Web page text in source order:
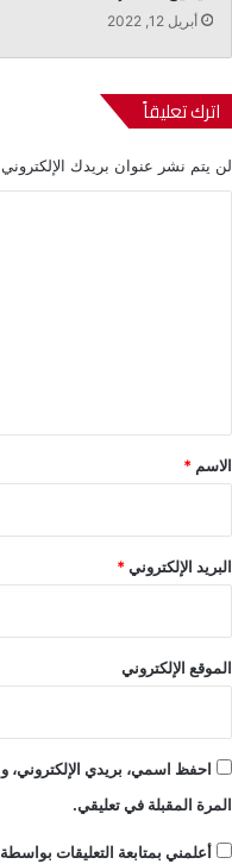
أبريل 12, 2022
اترك تعليقاً
لن يتم نشر عنوان بريدك
*
الاسم *
البريد الإلكتروني*
الموقع الإلكتروني
احفظ اسمي، بريدي الإلكتروني،
المرة المقبلة في تعليقي.
أعلمني بمتابعة التعليقات بواسطة